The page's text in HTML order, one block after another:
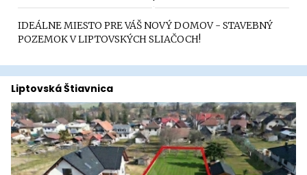
IDEÁLNE MIESTO PRE VÁŠ NOVÝ DOMOV - STAVEBNÝ
POZEMOK V LIPTOVSKÝCH SLIAČOCH!
Liptovská Štiavnica